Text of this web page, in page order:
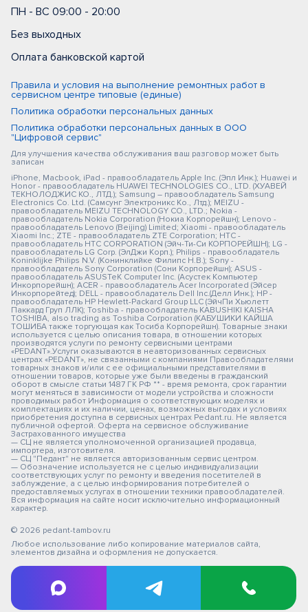
ПН - ВС 09:00 - 20:00
Без выходных
Оплата банковской картой
Правила и условия на выполнение ремонтных работ в
сервисном центре типовые (единые)
Политика обработки персональных данных
Политика обработки персональных данных в ООО
"Цифровой сервис"
Для улучшения качества обслуживания ваш разговор может быть
записан
iPhone, Macbook, iPad - правообладатель Apple Inc. (Эпл Инк.); Huawei и
Honor - правообладатель HUAWEI TECHNOLOGIES CO., LTD. (ХУАВЕЙ
ТЕКНОЛОДЖИС КО., ЛТД.); Samsung – правообладатель Samsung
Electronics Co. Ltd. (Самсунг Электроникс Ко., Лтд.); MEIZU -
правообладатель MEIZU TECHNOLOGY CO., LTD.; Nokia -
правообладатель Nokia Corporation (Нокиа Корпорейшн); Lenovo -
правообладатель Lenovo (Beijing) Limited; Xiaomi - правообладатель
Xiaomi Inc.; ZTE - правообладатель ZTE Corporation; HTC -
правообладатель HTC CORPORATION (Эйч-Ти-Си КОРПОРЕЙШН); LG -
правообладатель LG Corp. (ЭлДжи Корп.); Philips - правообладатель
Koninklijke Philips N.V. (Конинклийке Филипс Н.В.); Sony -
правообладатель Sony Corporation (Сони Корпорейшн); ASUS -
правообладатель ASUSTeK Computer Inc. (Асустек Компьютер
Инкорпорейшн); ACER - правообладатель Acer Incorporated (Эйсер
Инкорпорейтед); DELL - правообладатель Dell Inc.(Делл Инк.); HP -
правообладатель HP Hewlett-Packard Group LLC (ЭйчПи Хьюлетт
Паккард Груп ЛЛК); Toshiba - правообладатель KABUSHIKI KAISHA
TOSHIBA, also trading as Toshiba Corporation (КАБУШИКИ КАЙША
ТОШИБА также торгующая как Тосиба Корпорейшн). Товарные знаки
используется с целью описания товара, в отношении которых
производятся услуги по ремонту сервисными центрами
«PEDANT».Услуги оказываются в неавторизованных сервисных
центрах «PEDANT», не связанными с компаниями Правообладателями
товарных знаков и/или с ее официальными представителями в
отношении товаров, которые уже были введены в гражданский
оборот в смысле статьи 1487 ГК РФ ** - время ремонта, срок гарантии
могут меняться в зависимости от модели устройства и сложности
проводимых работ Информация о соответствующих моделях и
комплектациях и их наличии, ценах, возможных выгодах и условиях
приобретения доступна в сервисных центрах Pedant.ru. Не является
публичной офертой. Оферта на сервисное обслуживание
Застрахованного имущества
— СЦ не является уполномоченной организацией продавца,
импортера, изготовителя.
— СЦ "Педант" не является авторизованным сервис центром.
— Обозначение используется не с целью индивидуализации
соответствующих услуг по ремонту и введения посетителей в
заблуждение, а с целью информирования потребителей о
предоставляемых услугах в отношении техники правообладателей.
Вся информация на сайте носит исключительно информационный
характер.
© 2026 pedant-tambov.ru
Любое использование либо копирование материалов сайта,
элементов дизайна и оформления не допускается.